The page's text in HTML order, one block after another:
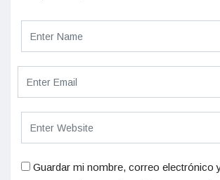
Guardar mi nombre, correo electrónico